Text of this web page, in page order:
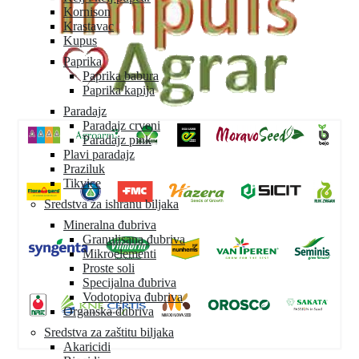
Kornison
Krastavac
Kupus
Paprika
Paprika babura
Paprika kapija
Paradajz
Paradajz crveni
Paradajz pink
Plavi paradajz
Praziluk
Tikvice
Sredstva za ishranu biljaka
Mineralna đubriva
Granulisana đubriva
Mikroelementi
Proste soli
Specijalna đubriva
Vodotopiva đubriva
Organska đubriva
Sredstva za zaštitu biljaka
Akaricidi